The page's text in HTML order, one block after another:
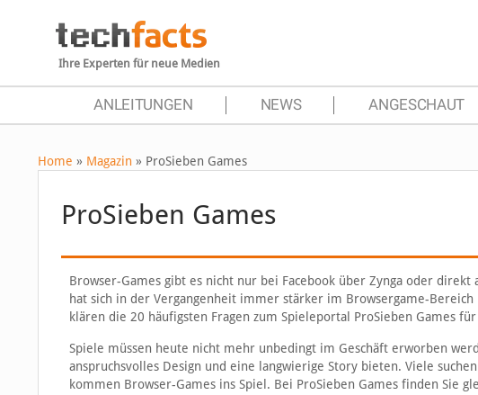
Ihre Experten für neue Medien
ANLEITUNGEN NEWS ANGESCHAUT
Home » Magazin » ProSieben Games
ProSieben Games
Browser-Games gibt es nicht nur bei Facebook über Zynga oder
hat sich in der Vergangenheit immer stärker im Browsergame-
klären die 20 häufigsten Fragen zum Spieleportal ProSieben Games für
Spiele müssen heute nicht mehr unbedingt im Geschäft erworben
anspruchsvolles Design und eine langwierige Story bieten. Viele
kommen Browser-Games ins Spiel. Bei ProSieben Games finden Sie